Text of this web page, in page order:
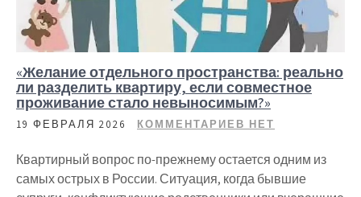
«Желание отдельного пространства: реально
ли разделить квартиру, если совместное
проживание стало невыносимым?»
19 ФЕВРАЛЯ 2026 КОММЕНТАРИЕВ НЕТ
Квартирный вопрос по-прежнему остается одним из
самых острых в России. Ситуация, когда бывшие